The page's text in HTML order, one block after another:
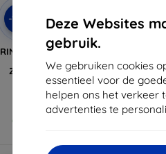
Deze Websites
gebruik.
We gebruiken cookies
essentieel voor de
helpen ons het verkeer
advertenties te
-10%
met
coupon
EXTRA10
RINGKE FUSION X NOTHING
PHONE 3 CAMOUFLAGE
ZWART (8800293859291)
€ 16,90
€ 15,21
Op voorraad: > 5 stuks
-